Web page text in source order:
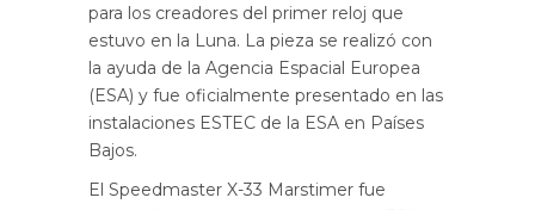
para los creadores del primer reloj que
estuvo en la Luna. La pieza se realizó con
la ayuda de la Agencia Espacial Europea
(ESA) y fue oficialmente presentado en las
instalaciones ESTEC de la ESA en Países
Bajos.
El Speedmaster X-33 Marstimer fue